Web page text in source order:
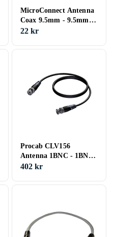
MicroConnect Antenna
Coax 9.5mm - 9.5mm
M-F 2,5m
22 kr
Procab CLV156
Antenna 1BNC - 1BNC
10m
402 kr